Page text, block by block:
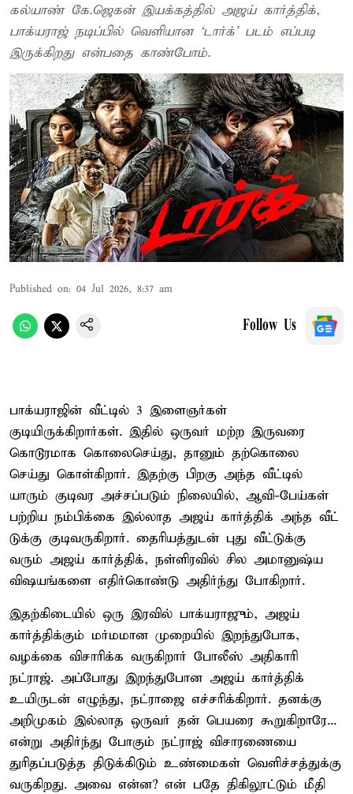
கல்யாண் கே.ஜெகன் இயக்கத்தில் அஜய் கார்த்திக்,
பாக்யராஜ் நடிப்பில் வெளியான ‘டார்க்’ படம் எப்படி
இருக்கிறது என்பதை காண்போம்.
Published on: 04 Jul 2026, 8:37 am
Follow Us
பாக்யராஜின் வீட்டில் 3 இளைஞர்கள்
குடியிருக்கிறார்கள். இதில் ஒருவர் மற்ற இருவரை
கொடூரமாக கொலைசெய்து, தானும் தற்கொலை
செய்து கொள்கிறார். இதற்கு பிறகு அந்த வீட்டில்
யாரும் குடிவர அச்சப்படும் நிலையில், ஆவி-பேய்கள்
பற்றிய நம்பிக்கை இல்லாத அஜய் கார்த்திக் அந்த வீட்
டுக்கு குடிவருகிறார். தைரியத்துடன் புது வீட்டுக்கு
வரும் அஜய் கார்த்திக், நள்ளிரவில் சில அமானுஷ்ய
விஷயங்களை எதிர்கொண்டு அதிர்ந்து போகிறார்.
இதற்கிடையில் ஒரு இரவில் பாக்யராஜும், அஜய்
கார்த்திக்கும் மர்மமான முறையில் இறந்துபோக,
வழக்கை விசாரிக்க வருகிறார் போலீஸ் அதிகாரி
நட்ராஜ். அப்போது இறந்துபோன அஜய் கார்த்திக்
உயிருடன் எழுந்து, நட்ராஜை எச்சரிக்கிறார். தனக்கு
அறிமுகம் இல்லாத ஒருவர் தன் பெயரை கூறுகிறாரே...
என்று அதிர்ந்து போகும் நட்ராஜ் விசாரணையை
துரிதப்படுத்த திடுக்கிடும் உண்மைகள் வெளிச்சத்துக்கு
வருகிறது. அவை என்ன? என் பதே திகிலூட்டும் மீதி